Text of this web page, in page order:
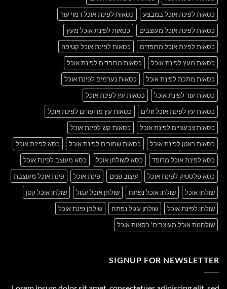
כסאות לפינת אוכל במבצע
כסאות לפינת אוכל דמוי עור
כסאות לפינת אוכל מעוצבים
כסאות לפינת אוכל מעץ
כסאות לפינת אוכל מרופדים
כסאות לפינת אוכל קטיפה
כסאות מעץ לפינת אוכל
כסאות מרופדים לפינת אוכל
כסאות מתכת לפינת אוכל
כסאות נערמים לפינת אוכל
כסאות עור לפינת אוכל
כסאות עץ לפינת אוכל
כסאות עץ לפינת אוכל זולים
כסאות עץ מרופדים לפינת אוכל
כסאות צבעוניים לפינת אוכל
כסאות קש לפינת אוכל
כסאות ראטן לפינת אוכל
כסאות שחורים לפינת אוכל
כסא לפינת אוכל
כסא לפינת אוכל מרופד
כסא לשולחן אוכל
כסא מעוצב לפינת אוכל
כסא פלסטיק לפינת אוכל
עיצוב פנים פינת אוכל
פינת אוכל מעוצבת
שולחן אוכל
שולחן אוכל נפתח שולחן אוכל עגול
שולחן אוכל קטן
שולחן לפינת אוכל
שולחן עגול נפתח
שולחן פינת אוכל
שולחנות אוכל מעוצבים' כסאות אוכל
SIGNUP FOR NEWSLETTER